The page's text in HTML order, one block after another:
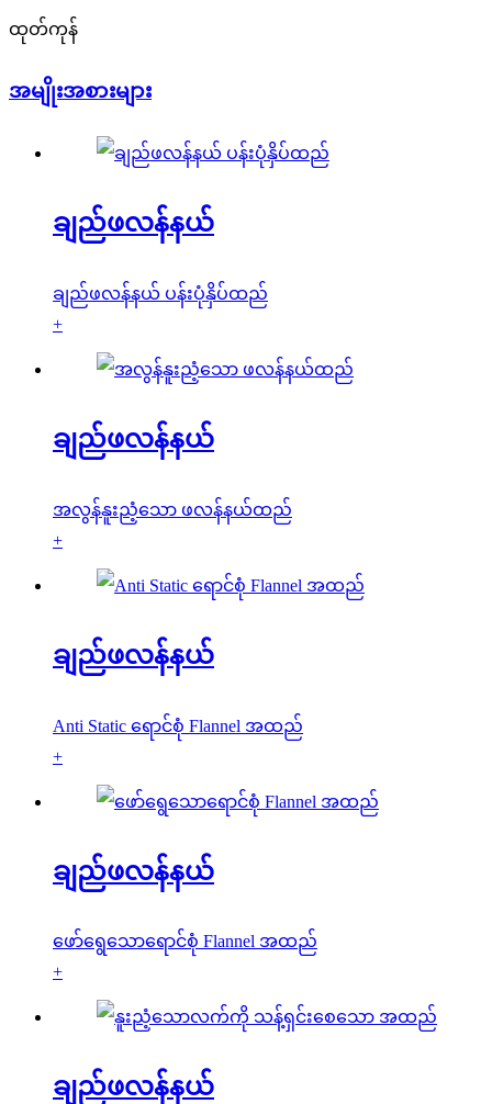
ထုတ်ကုန်
အမျိုးအစားများ
ချည်ဖလန်နယ်
ချည်ဖလန်နယ် ပန်းပုံနှိပ်ထည်
+
ချည်ဖလန်နယ်
အလွန်နူးညံ့သော ဖလန်နယ်ထည်
+
ချည်ဖလန်နယ်
Anti Static ရောင်စုံ Flannel အထည်
+
ချည်ဖလန်နယ်
ဖော်ရွေသောရောင်စုံ Flannel အထည်
+
ချည်ဖလန်နယ်